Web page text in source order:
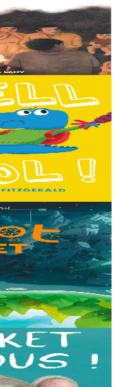
goloet ar menezioù
ar gêriadennig vaya
ha Dinosaorig. Ne fell
avat e vo ur
torret o tihuniñ. N’en
pegeit emañ aze, met